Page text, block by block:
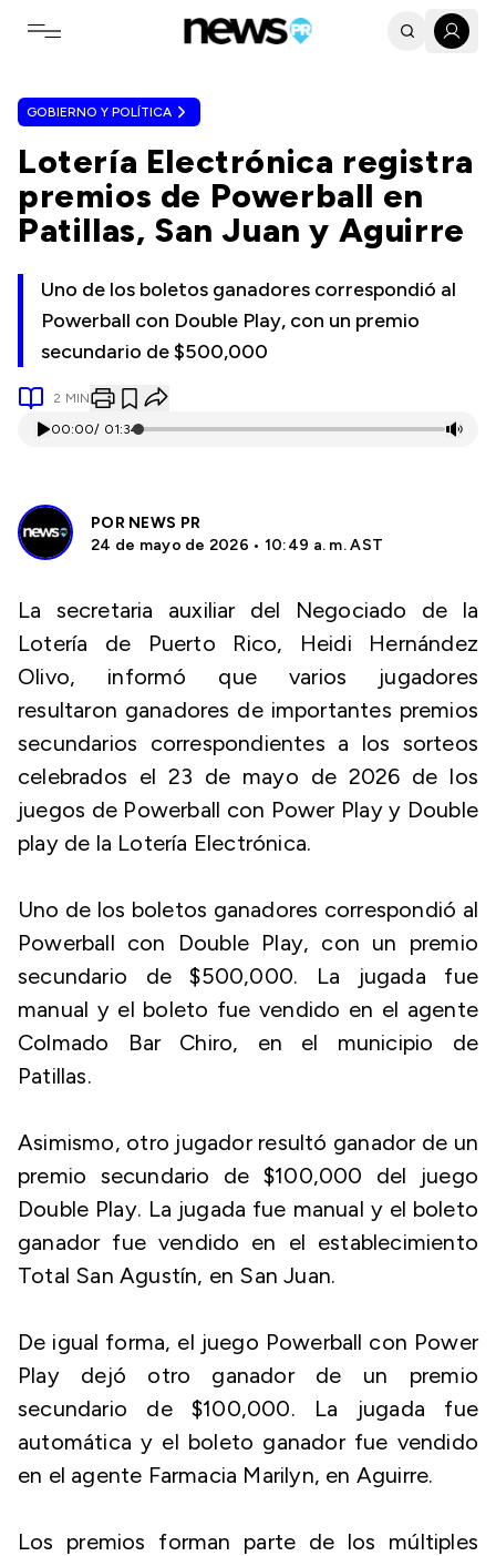
Toggle navigation menu
GOBIERNO Y POLÍTICA
Lotería Electrónica registra
premios de Powerball en
Patillas, San Juan y Aguirre
Uno de los boletos ganadores correspondió al
Powerball con Double Play, con un premio
secundario de $500,000
2 MIN
00:00/ 01:34
POR NEWS PR
24 de mayo de 2026 • 10:49 a. m. AST
La secretaria auxiliar del Negociado de la
Lotería de Puerto Rico, Heidi Hernández
Olivo, informó que varios jugadores
resultaron ganadores de importantes premios
secundarios correspondientes a los sorteos
celebrados el 23 de mayo de 2026 de los
juegos de Powerball con Power Play y Double
play de la Lotería Electrónica.
Uno de los boletos ganadores correspondió al
Powerball con Double Play, con un premio
secundario de $500,000. La jugada fue
manual y el boleto fue vendido en el agente
Colmado Bar Chiro, en el municipio de
Patillas.
Asimismo, otro jugador resultó ganador de un
premio secundario de $100,000 del juego
Double Play. La jugada fue manual y el boleto
ganador fue vendido en el establecimiento
Total San Agustín, en San Juan.
De igual forma, el juego Powerball con Power
Play dejó otro ganador de un premio
secundario de $100,000. La jugada fue
automática y el boleto ganador fue vendido
en el agente Farmacia Marilyn, en Aguirre.
Los premios forman parte de los múltiples